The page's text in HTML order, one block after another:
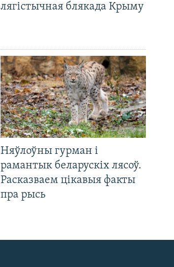
лягістычная блякада Крыму
Няўлоўны гурман і
рамантык беларускіх лясоў.
Расказваем цікавыя факты
пра рысь